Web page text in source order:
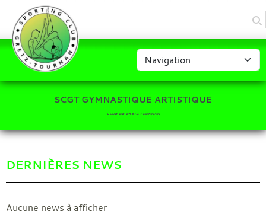
SCGT GYMNASTIQUE ARTISTIQUE
CLUB DE GRETZ TOURNAN
DERNIÈRES NEWS
Aucune news à afficher
Panneau de gestion des cookies